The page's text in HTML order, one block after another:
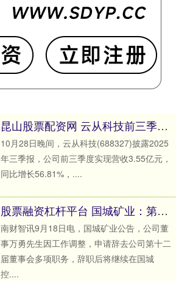
昆山股票配资网 云从科技前三季度营收增长56.81% 经营现金流首次转正
10月28日晚间，云从科技(688327)披露2025
年三季报，公司前三季度实现营收3.55亿元，
同比增长56.81%，....
股票融资杠杆平台 国城矿业：第十二届董事会董事万勇辞职
南财智讯9月18日电，国城矿业公告，公司董
事万勇先生因工作调整，申请辞去公司第十二
届董事会多项职务，辞职后将继续在国城
控....